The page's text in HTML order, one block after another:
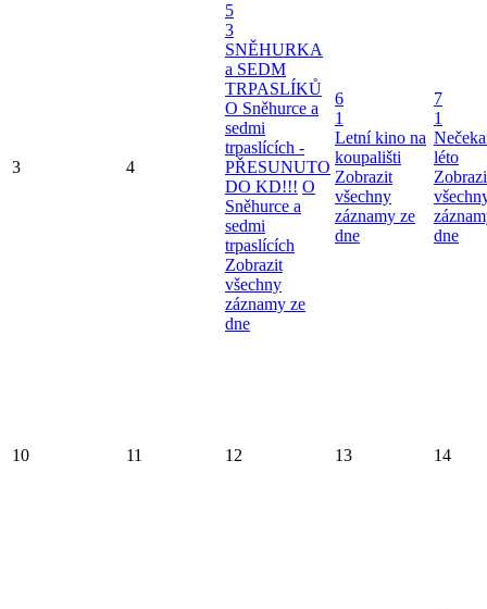
3 4
5
3
SNĚHURKA
a SEDM
TRPASLÍKŮ
O Sněhurce a
sedmi
trpaslících -
PŘESUNUTO
DO KD!!! O
Sněhurce a
sedmi
trpaslících
Zobrazit
všechny
záznamy ze
dne
6
1
Letní kino na
koupališti
Zobrazit
všechny
záznamy ze
dne
7
1
léto
dne
10 11 12 13 14